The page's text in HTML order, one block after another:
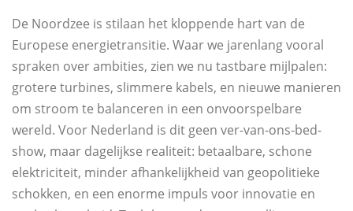
De Noordzee is stilaan het kloppende hart van de
Europese energietransitie. Waar we jarenlang vooral
spraken over ambities, zien we nu tastbare mijlpalen:
grotere turbines, slimmere kabels, en nieuwe manieren
om stroom te balanceren in een onvoorspelbare
wereld. Voor Nederland is dit geen ver-van-ons-bed-
show, maar dagelijkse realiteit: betaalbare, schone
elektriciteit, minder afhankelijkheid van geopolitieke
schokken, en een enorme impuls voor innovatie en